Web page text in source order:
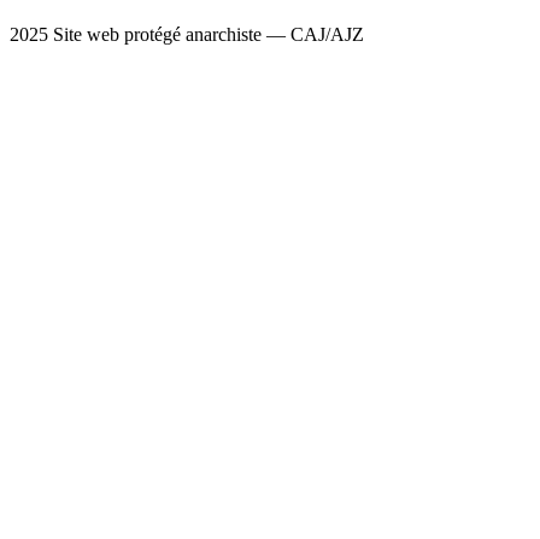
2025 Site web protégé anarchiste — CAJ/AJZ